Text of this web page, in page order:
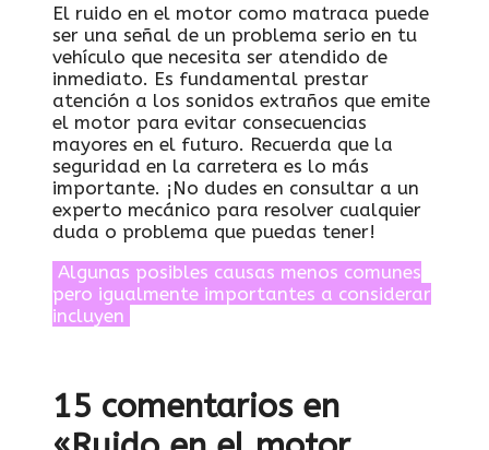
El ‌ruido en el motor‍ como matraca puede​
ser una señal de un problema serio en tu⁢
vehículo ⁤que necesita ser atendido ⁣de⁣
inmediato. Es fundamental prestar
atención ⁣a los sonidos ‌extraños‍ que emite
el motor para evitar ‌consecuencias
mayores en el futuro. Recuerda que la
seguridad en la ‌carretera⁤ es lo más
importante. ⁤¡No‌ dudes en consultar a un
experto mecánico ​para resolver ​cualquier
duda o problema que ​puedas tener!
Algunas‍ posibles causas‌ menos comunes
pero igualmente importantes a considerar
⁤incluyen
15 comentarios en